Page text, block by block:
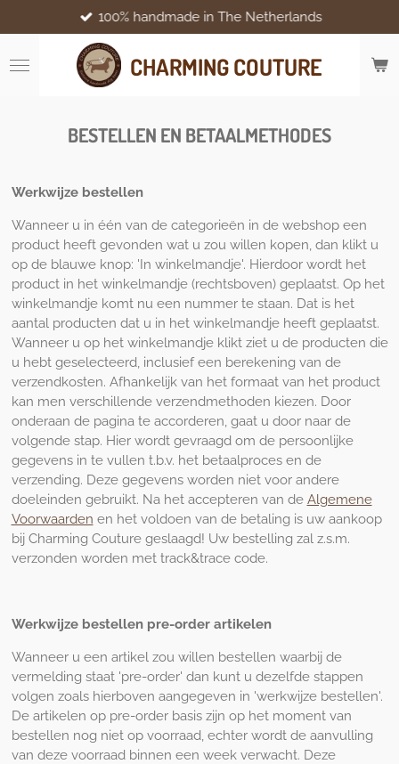
direct
naar
de
CHARMING COUTURE
100% handmade in The Netherlands
BESTELLEN EN BETAALMETHODES
Werkwijze bestellen
Wanneer u in één van de categorieën in de webshop een
product heeft gevonden wat u zou willen kopen, dan klikt u
op de blauwe knop: 'In winkelmandje'. Hierdoor wordt het
product in het winkelmandje (rechtsboven) geplaatst. Op het
winkelmandje komt nu een nummer te staan. Dat is het
aantal producten dat u in het winkelmandje heeft geplaatst.
Wanneer u op het winkelmandje klikt ziet u de producten die
u hebt geselecteerd, inclusief een berekening van de
verzendkosten. Afhankelijk van het formaat van het product
kan men verschillende verzendmethoden kiezen. Door
onderaan de pagina te accorderen, gaat u door naar de
volgende stap. Hier wordt gevraagd om de persoonlijke
gegevens in te vullen t.b.v. het betaalproces en de
verzending. Deze gegevens worden niet voor andere
doeleinden gebruikt. Na het accepteren van de Algemene
Voorwaarden en het voldoen van de betaling is uw aankoop
bij Charming Couture geslaagd! Uw bestelling zal z.s.m.
verzonden worden met track&trace code.
Werkwijze bestellen pre-order artikelen
Wanneer u een artikel zou willen bestellen waarbij de
vermelding staat 'pre-order' dan kunt u dezelfde stappen
volgen zoals hierboven aangegeven in 'werkwijze bestellen'.
De artikelen op pre-order basis zijn op het moment van
bestellen nog niet op voorraad, echter wordt de aanvulling
van deze voorraad binnen een week verwacht. Deze